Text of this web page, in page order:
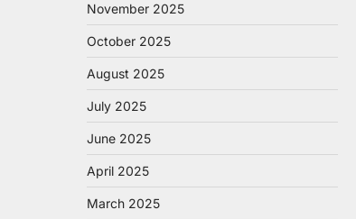
November 2025
October 2025
August 2025
July 2025
June 2025
April 2025
March 2025